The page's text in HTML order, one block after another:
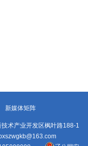
新媒体矩阵
术产业开发区枫叶路188-1